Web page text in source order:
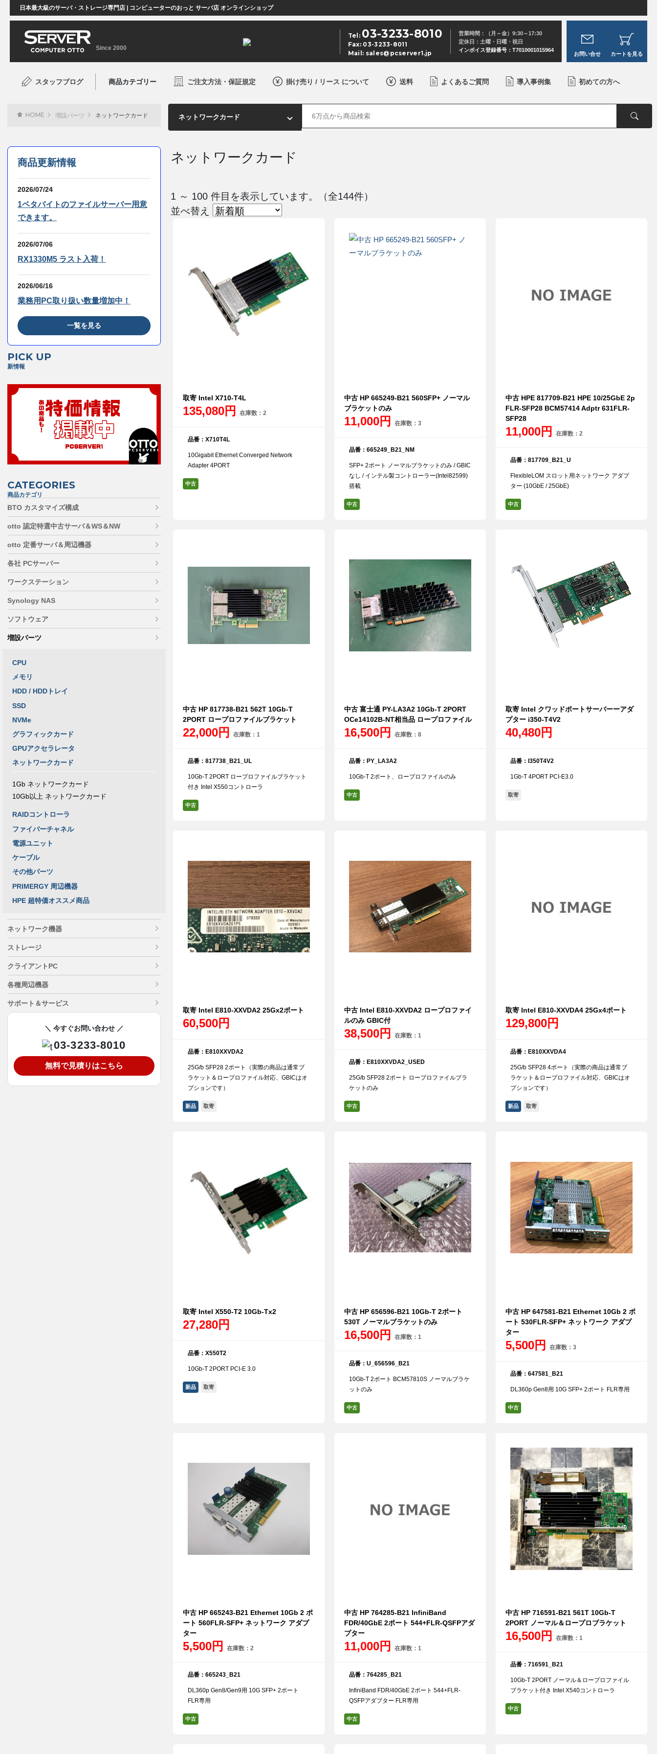
日本最大級のサーバ・ストレージ専門店 | コンピューターのおっと サーバ店 オンラインショップ
Since 2000
Tel: 03-3233-8010
Fax: 03-3233-8011
Mail: sales@pcserver1.jp
営業時間：（月～金）9:30～17:30
定休日：土曜・日曜・祝日
インボイス登録番号：T7010001015964
お問い合せ カートを見る
スタッフブログ 商品カテゴリー ご注文方法・保証規定 掛け売り / リース について 送料 よくあるご質問 導入事例集 初めての方へ
ネットワークカード
1 ～ 100 件目を表示しています。（全144件）
並べ替え
取寄 Intel X710-T4L
135,080円 在庫数：2
品番：X710T4L
10Gigabit Ethernet Converged Network
Adapter 4PORT
中古
中古 HP 665249-B21 560SFP+ ノーマル
ブラケットのみ
11,000円 在庫数：3
品番：665249_B21_NM
SFP+ 2ポート ノーマルブラケットのみ / GBIC
なし / インテル製コントローラー(Intel82599)
搭載
中古
中古 HPE 817709-B21 HPE 10/25GbE 2p
FLR-SFP28 BCM57414 Adptr 631FLR-
SFP28
11,000円 在庫数：2
品番：817709_B21_U
FlexibleLOM スロット用ネットワーク アダプ
ター (10GbE / 25GbE)
中古
中古 HP 817738-B21 562T 10Gb-T
2PORT ロープロファイルブラケット
22,000円 在庫数：1
品番：817738_B21_UL
10Gb-T 2PORT ロープロファイルブラケット
付き Intel X550コントローラ
中古
中古 富士通 PY-LA3A2 10Gb-T 2PORT
OCe14102B-NT相当品 ロープロファイル
16,500円 在庫数：8
品番：PY_LA3A2
10Gb-T 2ポート、ロープロファイルのみ
中古
取寄 Intel クワッドポートサーバーーアダ
プター i350-T4V2
40,480円
品番：I350T4V2
1Gb-T 4PORT PCI-E3.0
取寄
取寄 Intel E810-XXVDA2 25Gx2ポート
60,500円
品番：E810XXVDA2
25G/b SFP28 2ポート（実際の商品は通常ブ
ラケット＆ロープロファイル対応、GBICはオ
プションです）
新品 取寄
中古 Intel E810-XXVDA2 ロープロファイ
ルのみ GBIC付
38,500円 在庫数：1
品番：E810XXVDA2_USED
25G/b SFP28 2ポート ロープロファイルブラ
ケットのみ
中古
取寄 Intel E810-XXVDA4 25Gx4ポート
129,800円
品番：E810XXVDA4
25G/b SFP28 4ポート（実際の商品は通常ブ
ラケット＆ロープロファイル対応、GBICはオ
プションです）
新品 取寄
取寄 Intel X550-T2 10Gb-Tx2
27,280円
品番：X550T2
10Gb-T 2PORT PCI-E 3.0
新品 取寄
中古 HP 656596-B21 10Gb-T 2ポート
530T ノーマルブラケットのみ
16,500円 在庫数：1
品番：U_656596_B21
10Gb-T 2ポート BCM57810S ノーマルブラケ
ットのみ
中古
中古 HP 647581-B21 Ethernet 10Gb 2 ポ
ート 530FLR-SFP+ ネットワーク アダプ
ター
5,500円 在庫数：3
品番：647581_B21
DL360p Gen8用 10G SFP+ 2ポート FLR専用
中古
中古 HP 665243-B21 Ethernet 10Gb 2 ポ
ート 560FLR-SFP+ ネットワーク アダプ
ター
5,500円 在庫数：2
品番：665243_B21
DL360p Gen8/Gen9用 10G SFP+ 2ポート
FLR専用
中古
中古 HP 764285-B21 InfiniBand
FDR/40GbE 2ポート 544+FLR-QSFPアダ
プター
11,000円 在庫数：1
品番：764285_B21
InfiniBand FDR/40GbE 2ポート 544+FLR-
QSFPアダプター FLR専用
中古
中古 HP 716591-B21 561T 10Gb-T
2PORT ノーマル＆ロープロブラケット
16,500円 在庫数：1
品番：716591_B21
10Gb-T 2PORT ノーマル＆ロープロファイル
ブラケット付き Intel X540コントローラ
中古
HOME 増設パーツ ネットワークカード
商品更新情報
2026/07/24
1ペタバイトのファイルサーバー用意
できます。
2026/07/06
RX1330M5 ラスト入荷！
2026/06/16
業務用PC取り扱い数量増加中！
一覧を見る
PICK UP
新情報
CATEGORIES
商品カテゴリ
BTO カスタマイズ構成
otto 認定特選中古サーバ＆WS＆NW
otto 定番サーバ＆周辺機器
各社 PCサーバー
ワークステーション
Synology NAS
ソフトウェア
増設パーツ
CPU
メモリ
HDD / HDDトレイ
SSD
NVMe
グラフィックカード
GPUアクセラレータ
ネットワークカード
1Gb ネットワークカード
10Gb以上 ネットワークカード
RAIDコントローラ
ファイバーチャネル
電源ユニット
ケーブル
その他パーツ
PRIMERGY 周辺機器
HPE 超特価オススメ商品
ネットワーク機器
ストレージ
クライアントPC
各種周辺機器
サポート＆サービス
＼ 今すぐお問い合わせ ／
03-3233-8010
無料で見積りはこちら